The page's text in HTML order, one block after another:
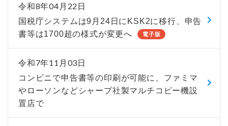
令和8年04月22日
国税庁システムは9月24日にKSK2に移行、申告
書等は1700超の様式が変更へ
電子版
令和7年11月03日
コンビニで申告書等の印刷が可能に、ファミマ
やローソンなどシャープ社製マルチコピー機設
置店で